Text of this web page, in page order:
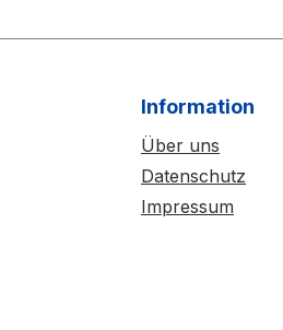
Information
Über uns
Datenschutz
Impressum